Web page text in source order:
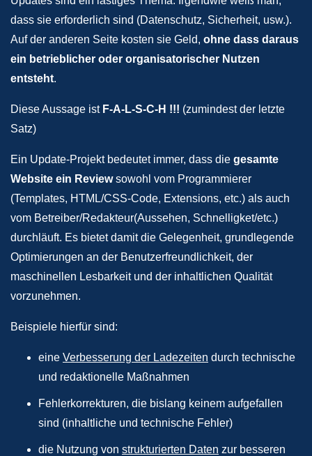
dass sie erforderlich sind (Datenschutz, Sicherheit, usw.).
Auf der anderen Seite kosten sie Geld, ohne dass daraus
ein betrieblicher oder organisatorischer Nutzen
entsteht.
Diese Aussage ist F-A-L-S-C-H !!! (zumindest der letzte
Satz)
Ein Update-Projekt bedeutet immer, dass die gesamte
Website ein Reviewsowohl vom Programmierer
(Templates, HTML/CSS-Code, Extensions, etc.) als auch
vom Betreiber/Redakteur(Aussehen, Schnelligket/etc.)
durchläuft. Es bietet damit die Gelegenheit, grundlegende
Optimierungen an der Benutzerfreundlichkeit, der
maschinellen Lesbarkeit und der inhaltlichen Qualität
vorzunehmen.
Beispiele hierfür sind:
eine Verbesserung der Ladezeiten durch technische
und redaktionelle Maßnahmen
Fehlerkorrekturen, die bislang keinem aufgefallen
sind (inhaltliche und technische Fehler)
die Nutzung von strukturierten Daten zur besseren